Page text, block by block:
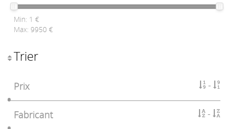
Min: 1 €
Max: 9950 €
Trier
Prix
Fabricant